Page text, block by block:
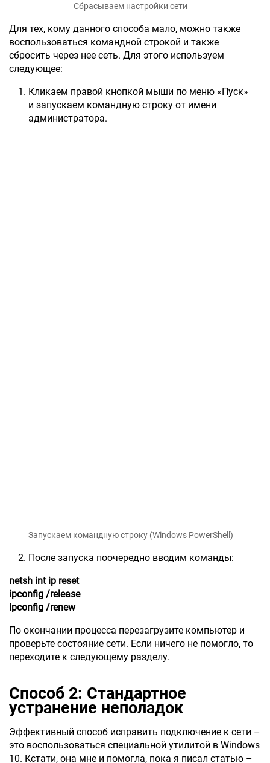
Сбрасываем настройки сети
Для тех, кому данного способа мало, можно также
воспользоваться командной строкой и также
сбросить через нее сеть. Для этого используем
следующее:
Кликаем правой кнопкой мыши по меню «Пуск»
и запускаем командную строку от имени
администратора.
Запускаем командную строку (Windows PowerShell)
После запуска поочередно вводим команды:
netsh int ip reset
ipconfig /release
ipconfig /renew
По окончании процесса перезагрузите компьютер и
проверьте состояние сети. Если ничего не помогло, то
переходите к следующему разделу.
Способ 2: Стандартное
устранение неполадок
Эффективный способ исправить подключение к сети –
это воспользоваться специальной утилитой в Windows
10. Кстати, она мне и помогла, пока я писал статью –